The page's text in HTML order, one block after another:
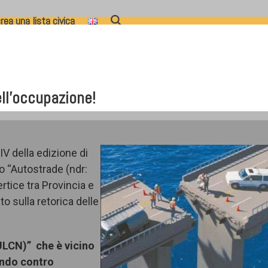
una lista civica
della edizione di
“Autostrade (ndr:
tra Provincia e
sulla retorica delle
che è vicino
contro